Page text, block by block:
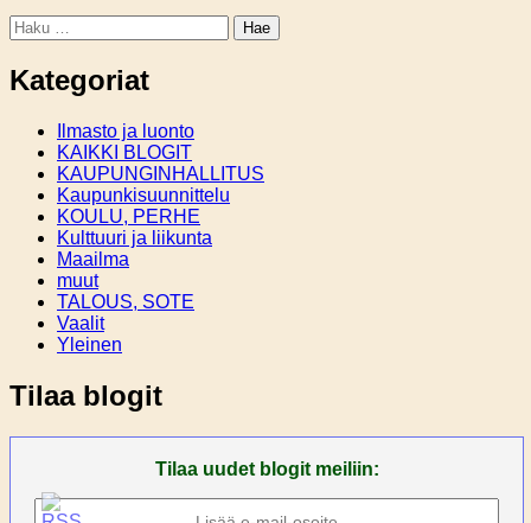
Haku:
Kategoriat
Ilmasto ja luonto
KAIKKI BLOGIT
KAUPUNGINHALLITUS
Kaupunkisuunnittelu
KOULU, PERHE
Kulttuuri ja liikunta
Maailma
muut
TALOUS, SOTE
Vaalit
Yleinen
Tilaa blogit
Tilaa uudet blogit meiliin: